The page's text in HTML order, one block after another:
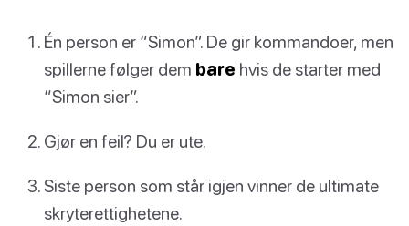
Én person er “Simon”. De gir kommandoer, men
spillerne følger dem bare hvis de starter med
“Simon sier”.
Gjør en feil? Du er ute.
Siste person som står igjen vinner de ultimate
skryterettighetene.